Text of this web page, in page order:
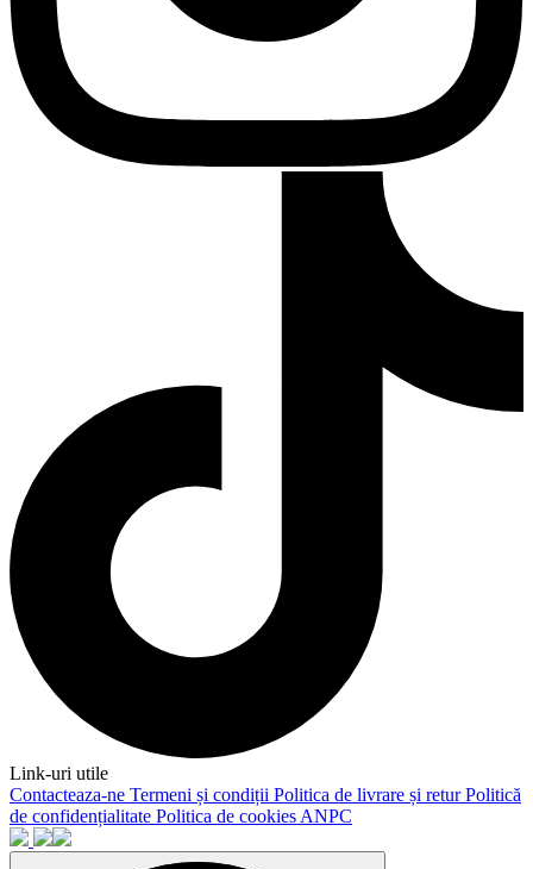
Link-uri utile
Contacteaza-ne Termeni și condiții Politica de livrare și returPolitică
de confidențialitate Politica de cookies ANPC